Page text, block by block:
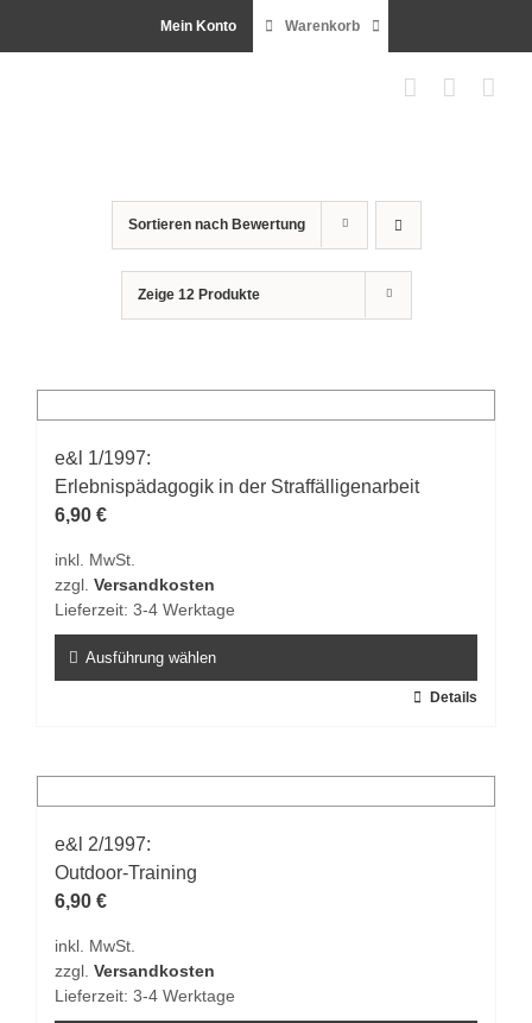
Mein Konto Warenkorb
Sortieren nach Bewertung
Zeige 12 Produkte
e&l 1/1997:
Erlebnispädagogik in der Straffälligenarbeit
6,90 €
inkl. MwSt.
zzgl. Versandkosten
Lieferzeit: 3-4 Werktage
Ausführung wählen
Varianten
auf.
Die
Optionen
auf
der
Details
e&l 2/1997:
Outdoor-Training
6,90 €
inkl. MwSt.
zzgl. Versandkosten
Lieferzeit: 3-4 Werktage